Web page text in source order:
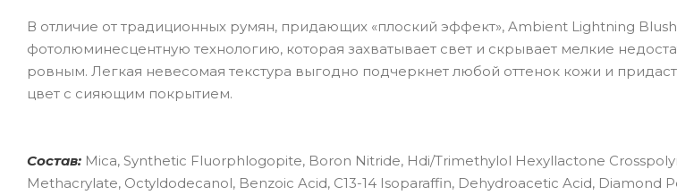
В отличие от традиционных румян, придающих «плоский эффект», Ambient Lightning
фотолюминесцентную технологию, которая захватывает свет и скрывает мелкие
ровным. Легкая невесомая текстура выгодно подчеркнет любой оттенок кожи и
цвет с сияющим покрытием.
Состав: Mica, Synthetic Fluorphlogopite, Boron Nitride, Hdi/Trimethylol Hexyllactone
Methacrylate, Octyldodecanol, Benzoic Acid, C13-14 Isoparaffin, Dehydroacetic Acid, Diamond